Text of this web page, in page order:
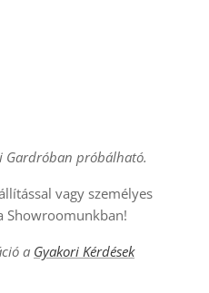
Gardróban próbálható.
vagy személyes
Showroomunkban!
a Gyakori Kérdések